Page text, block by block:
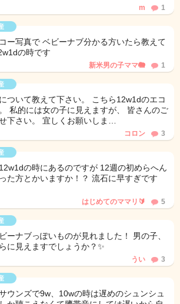
m 1
ー写真で ベビーナブ分かる方いたら教えて
の時です
新米男の子ママ🐘 1
ついて教えて下さい。 こちら12w1dのエコ
私的には女の子に見えますが、 皆さんのご
下さい。 宜しくお願いしま…
コロン 3
の時にあるのですが 12週の初めらへん
た方とかいますか！？ 流石に早すぎです
はじめてのママリ🔰 5
ーナブっぽいものが見れました！ 男の子、
に見えますでしょうか？✨
うい 3
ウンズで9w、10wの時は遅めのシュンシュ